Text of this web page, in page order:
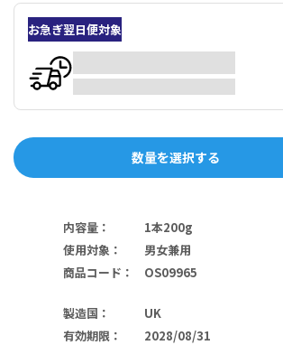
お急ぎ翌日便対象
数量を選択する
内容量 ：
1本200g
使用対象 ：
男女兼用
商品コード ： OS09965
製造国 ：
UK
有効期限 ：
2028/08/31